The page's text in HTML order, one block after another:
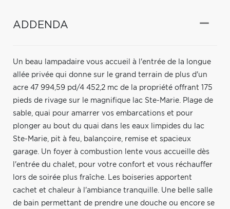
ADDENDA
Un beau lampadaire vous accueil à l'entrée de la longue
allée privée qui donne sur le grand terrain de plus d'un
acre 47 994,59 pd/4 452,2 mc de la propriété offrant 175
pieds de rivage sur le magnifique lac Ste-Marie. Plage de
sable, quai pour amarrer vos embarcations et pour
plonger au bout du quai dans les eaux limpides du lac
Ste-Marie, pit à feu, balançoire, remise et spacieux
garage. Un foyer à combustion lente vous accueille dès
l'entrée du chalet, pour votre confort et vous réchauffer
lors de soirée plus fraîche. Les boiseries apportent
cachet et chaleur à l'ambiance tranquille. Une belle salle
de bain permettant de prendre une douche ou encore se